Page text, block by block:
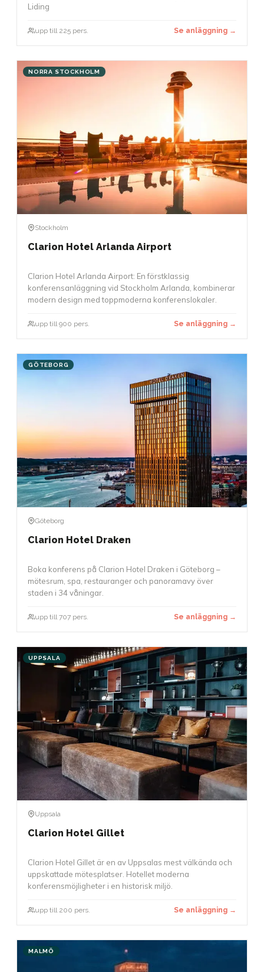
Liding
upp till 225 pers. Se anläggning →
NORRA STOCKHOLM
Stockholm
Clarion Hotel Arlanda Airport
Clarion Hotel Arlanda Airport: En förstklassig
konferensanläggning vid Stockholm Arlanda, kombinerar
modern design med toppmoderna konferenslokaler.
upp till 900 pers. Se anläggning →
GÖTEBORG
Göteborg
Clarion Hotel Draken
Boka konferens på Clarion Hotel Draken i Göteborg –
mötesrum, spa, restauranger och panoramavy över
staden i 34 våningar.
upp till 707 pers. Se anläggning →
UPPSALA
Uppsala
Clarion Hotel Gillet
Clarion Hotel Gillet är en av Uppsalas mest välkända och
uppskattade mötesplatser. Hotellet moderna
konferensmöjligheter i en historisk miljö.
upp till 200 pers. Se anläggning →
MALMÖ